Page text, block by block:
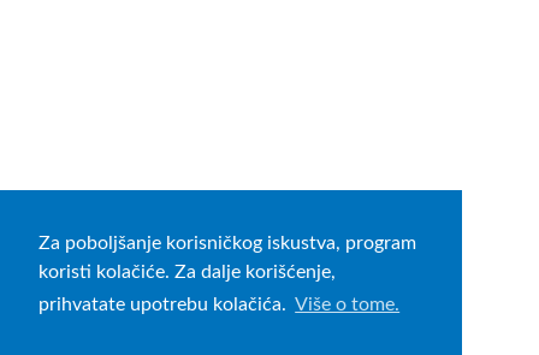
Za poboljšanje korisničkog iskustva, program
koristi kolačiće. Za dalje korišćenje,
prihvatate upotrebu kolačića. Više o tome.